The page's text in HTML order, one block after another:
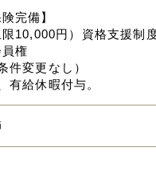
完備】
10,000円）資格支援制
権
件変更なし）
有給休暇付与。